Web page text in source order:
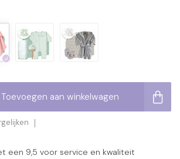
Toevoegen aan winkelwagen
een 9,5 voor service en kwaliteit